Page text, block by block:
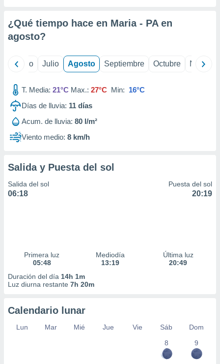
e
mediante
publicidad
publicidad
de
1199
¿Qué tiempo hace en Maria - PA en
agosto?
Junio Julio Agosto Septiembre Octubre
T. Media: 21°C Max.: 27°C Min: 16°C
Días de lluvia: 11 días
Acum. de lluvia: 80 l/m²
Viento medio: 8 km/h
Salida y Puesta del sol
Salida del sol
06:18
Puesta del sol
20:19
Primera luz
05:48
Mediodía
13:19
Última luz
20:49
Duración del día 14h 1m
Luz diurna restante 7h 20m
Calendario lunar
Lun Mar Mié Jue Vie Sáb
Dom
8
9